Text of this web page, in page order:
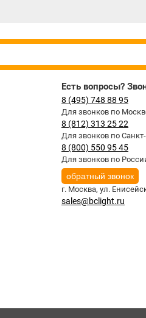
Есть вопросы?
8 (495) 748 88 95
Для звонков по
8 (812) 313 25 22
Для звонков по Санкт-
8 (800) 550 95 45
Для звонков по
обратный звонок
г. Москва, ул.
sales@bclight.ru